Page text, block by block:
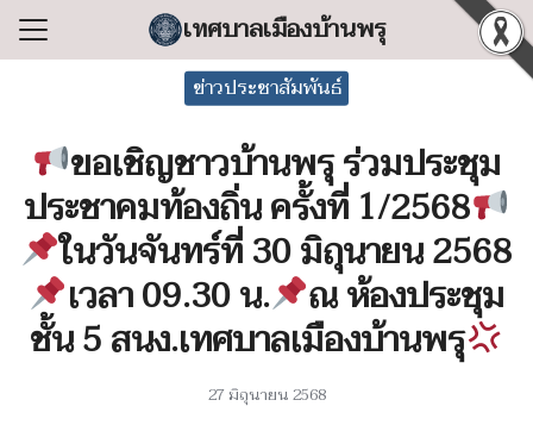
Skip
เทศบาลเมืองบ้านพรุ
ทศบาล
ารงาน
อง/ร้องเรียน
ารสนเทศ
Search
ข่าวประชาสัมพันธ์
ขอเชิญชาวบ้านพรุ ร่วมประชุม
ประชาคมท้องถิ่น ครั้งที่ 1/2568
ในวันจันทร์ที่ 30 มิถุนายน 2568
เวลา 09.30 น. ณ ห้องประชุม
ชั้น 5 สนง.เทศบาลเมืองบ้านพรุ
27 มิถุนายน 2568